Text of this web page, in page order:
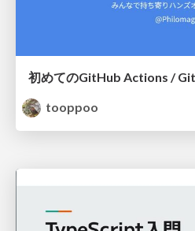
初めてのGitHub Actions /
tooppoo